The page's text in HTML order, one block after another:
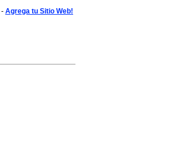
- Agrega tu Sitio Web!